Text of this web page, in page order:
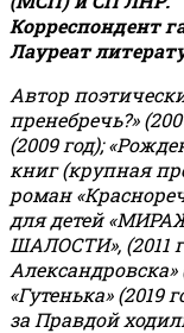
Корреспондент
Лауреат
Автор
пренебречь?»
(2009 год);
книг (крупная
роман
для детей
ШАЛОСТИ», (2011
Александровска»
«Гутенька» (2019
за Правдой